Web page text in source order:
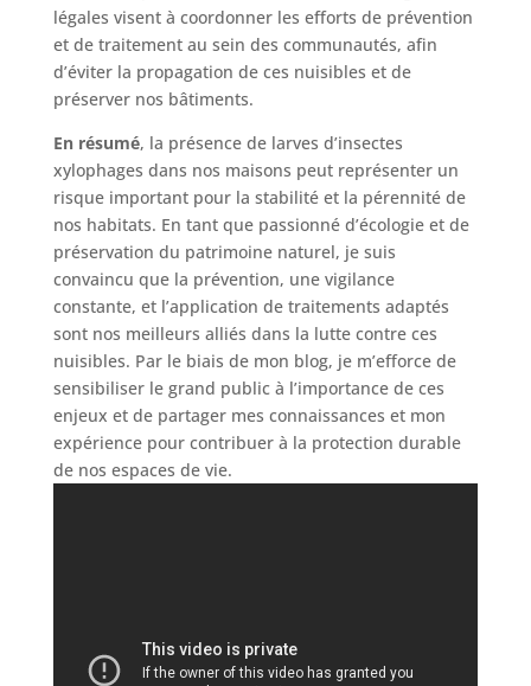
légales visent à coordonner les efforts de prévention
et de traitement au sein des communautés, afin
d’éviter la propagation de ces nuisibles et de
préserver nos bâtiments.
En résumé, la présence de larves d’insectes
xylophages dans nos maisons peut représenter un
risque important pour la stabilité et la pérennité de
nos habitats. En tant que passionné d’écologie et de
préservation du patrimoine naturel, je suis
convaincu que la prévention, une vigilance
constante, et l’application de traitements adaptés
sont nos meilleurs alliés dans la lutte contre ces
nuisibles. Par le biais de mon blog, je m’efforce de
sensibiliser le grand public à l’importance de ces
enjeux et de partager mes connaissances et mon
expérience pour contribuer à la protection durable
de nos espaces de vie.